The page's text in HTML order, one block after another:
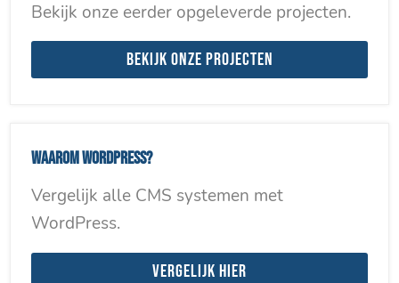
Bekijk onze eerder opgeleverde projecten.
Bekijk onze projecten
Waarom WordPress?
Vergelijk alle CMS systemen met
WordPress.
Vergelijk hier